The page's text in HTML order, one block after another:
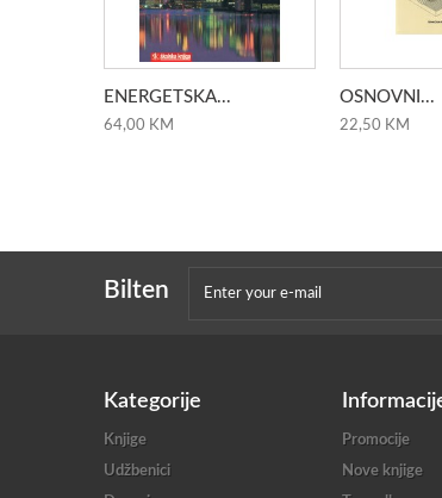
ENERGETSKA...
64,00 KM
OSNOVNI...
22,50 KM
Bilten
Kategorije
Knjige
Udžbenici
Promocije
Nove knjige